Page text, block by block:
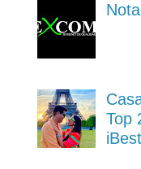
Top